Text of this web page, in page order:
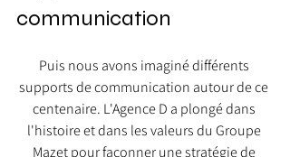
communication
Puis nous avons imaginé différents
supports de communication autour de ce
centenaire. L'Agence D a plongé dans
l'histoire et dans les valeurs du Groupe
Mazet pour façonner une stratégie de